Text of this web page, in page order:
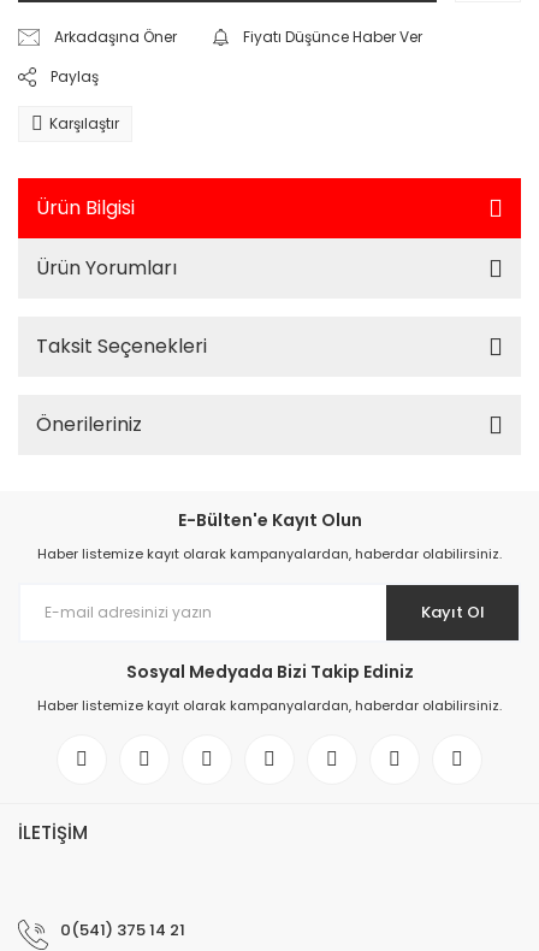
Arkadaşına Öner
Fiyatı Düşünce Haber Ver
Paylaş
Karşılaştır
Ürün Bilgisi
Ürün Yorumları
Taksit Seçenekleri
Önerileriniz
E-Bülten'e Kayıt Olun
Haber listemize kayıt olarak kampanyalardan, haberdar olabilirsiniz.
Kayıt Ol
Sosyal Medyada Bizi Takip Ediniz
Haber listemize kayıt olarak kampanyalardan, haberdar olabilirsiniz.
İLETİŞİM
0(541) 375 14 21